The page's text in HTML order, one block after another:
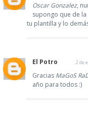
Oscar Gonzalez,
supongo que de
tu plantilla y lo
El Potro 2 de
Gracias MaGoS
año para todos :)